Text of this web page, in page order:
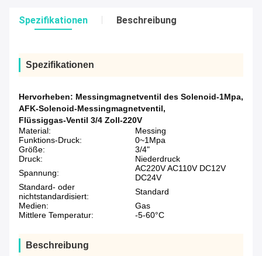
Spezifikationen Beschreibung
Spezifikationen
Hervorheben: Messingmagnetventil des Solenoid-1Mpa,
AFK-Solenoid-Messingmagnetventil,
Flüssiggas-Ventil 3/4 Zoll-220V
Material:
Messing
Funktions-Druck:
0~1Mpa
Größe:
3/4"
Druck:
Niederdruck
Spannung:
AC220V AC110V DC12V
DC24V
Standard- oder
nichtstandardisiert:
Standard
Medien:
Gas
Mittlere Temperatur:
-5-60°C
Beschreibung